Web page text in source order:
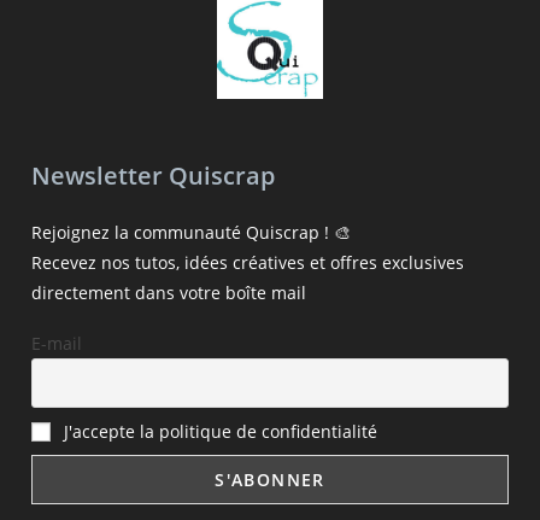
Newsletter Quiscrap
Rejoignez la communauté Quiscrap ! 🎨
Recevez nos tutos, idées créatives et offres exclusives
directement dans votre boîte mail
E-mail
J'accepte la politique de confidentialité